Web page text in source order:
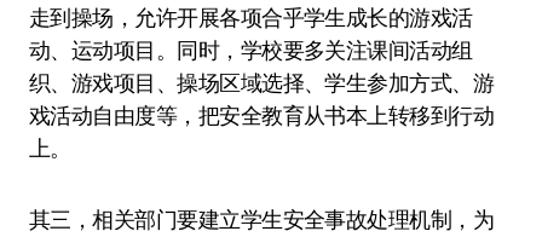
走到操场，允许开展各项合乎学生成长的游戏活
动、运动项目。同时，学校要多关注课间活动组
织、游戏项目、操场区域选择、学生参加方式、游
戏活动自由度等，把安全教育从书本上转移到行动
上。
其三，相关部门要建立学生安全事故处理机制，为